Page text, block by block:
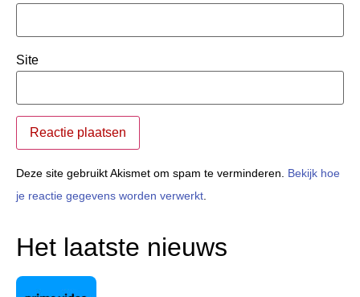
Site
Deze site gebruikt Akismet om spam te verminderen. Bekijk hoe
je reactie gegevens worden verwerkt
Het laatste nieuws